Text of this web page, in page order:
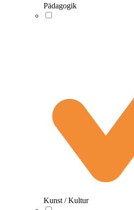
Pädagogik
Kunst / Kultur